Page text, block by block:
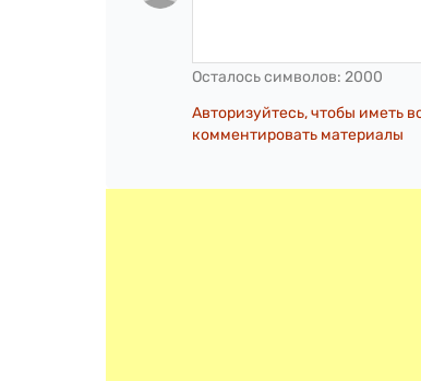
Осталось символов: 2000
Авторизуйтесь, чтобы иметь
комментировать материалы